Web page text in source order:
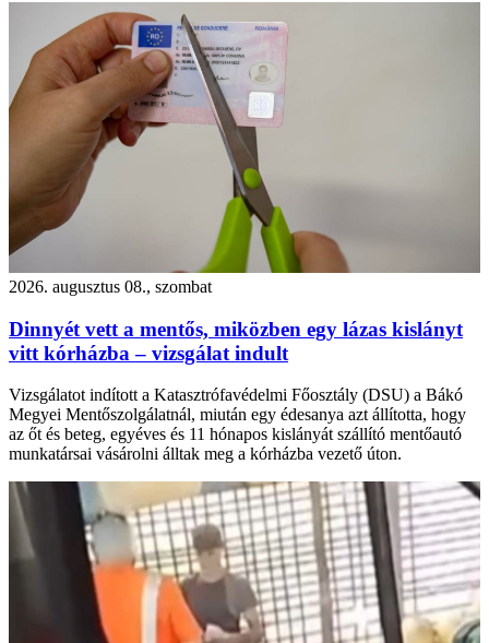
2026. augusztus 08., szombat
Dinnyét vett a mentős, miközben egy lázas kislányt
vitt kórházba – vizsgálat indult
Vizsgálatot indított a Katasztrófavédelmi Főosztály (DSU) a Bákó
Megyei Mentőszolgálatnál, miután egy édesanya azt állította, hogy
az őt és beteg, egyéves és 11 hónapos kislányát szállító mentőautó
munkatársai vásárolni álltak meg a kórházba vezető úton.